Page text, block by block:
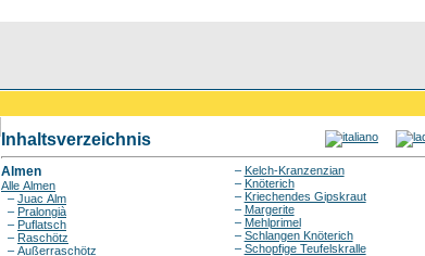
Inhaltsverzeichnis
Almen
Alle Almen
– Juac Alm
– Pralongià
– Puflatsch
– Raschötz
– Außerraschötz
– Kelch-Kranzenzian
– Knöterich
– Kriechendes Gipskraut
– Margerite
– Mehlprimel
– Schlangen Knöterich
– Schopfige Teufelskralle